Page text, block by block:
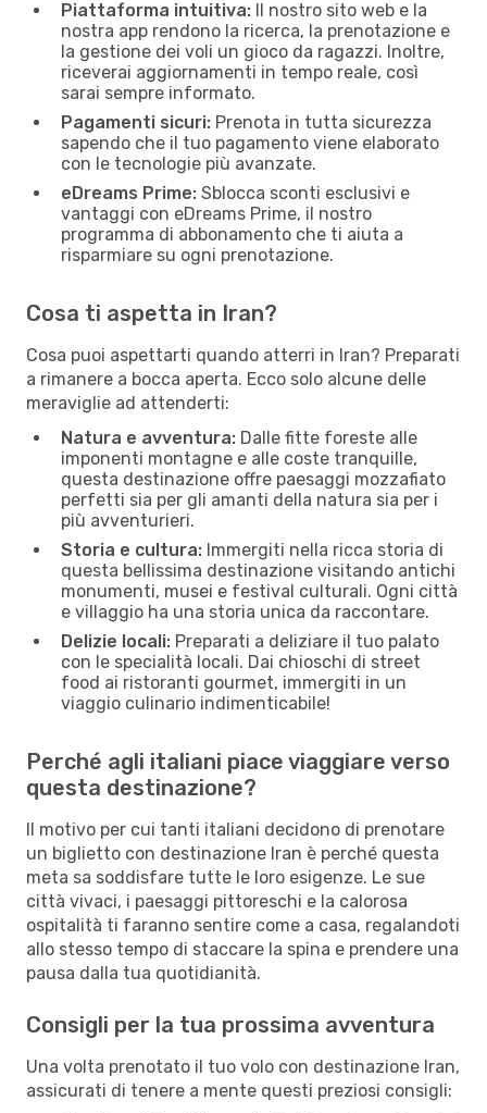
Piattaforma intuitiva: Il nostro sito web e la
nostra app rendono la ricerca, la prenotazione e
la gestione dei voli un gioco da ragazzi. Inoltre,
riceverai aggiornamenti in tempo reale, così
sarai sempre informato.
Pagamenti sicuri: Prenota in tutta sicurezza
sapendo che il tuo pagamento viene elaborato
con le tecnologie più avanzate.
eDreams Prime: Sblocca sconti esclusivi e
vantaggi con eDreams Prime, il nostro
programma di abbonamento che ti aiuta a
risparmiare su ogni prenotazione.
Cosa ti aspetta in Iran?
Cosa puoi aspettarti quando atterri in Iran? Preparati
a rimanere a bocca aperta. Ecco solo alcune delle
meraviglie ad attenderti:
Natura e avventura: Dalle fitte foreste alle
imponenti montagne e alle coste tranquille,
questa destinazione offre paesaggi mozzafiato
perfetti sia per gli amanti della natura sia per i
più avventurieri.
Storia e cultura: Immergiti nella ricca storia di
questa bellissima destinazione visitando antichi
monumenti, musei e festival culturali. Ogni città
e villaggio ha una storia unica da raccontare.
Delizie locali: Preparati a deliziare il tuo palato
con le specialità locali. Dai chioschi di street
food ai ristoranti gourmet, immergiti in un
viaggio culinario indimenticabile!
Perché agli italiani piace viaggiare verso
questa destinazione?
Il motivo per cui tanti italiani decidono di prenotare
un biglietto con destinazione Iran è perché questa
meta sa soddisfare tutte le loro esigenze. Le sue
città vivaci, i paesaggi pittoreschi e la calorosa
ospitalità ti faranno sentire come a casa, regalandoti
allo stesso tempo di staccare la spina e prendere una
pausa dalla tua quotidianità.
Consigli per la tua prossima avventura
Una volta prenotato il tuo volo con destinazione Iran,
assicurati di tenere a mente questi preziosi consigli: